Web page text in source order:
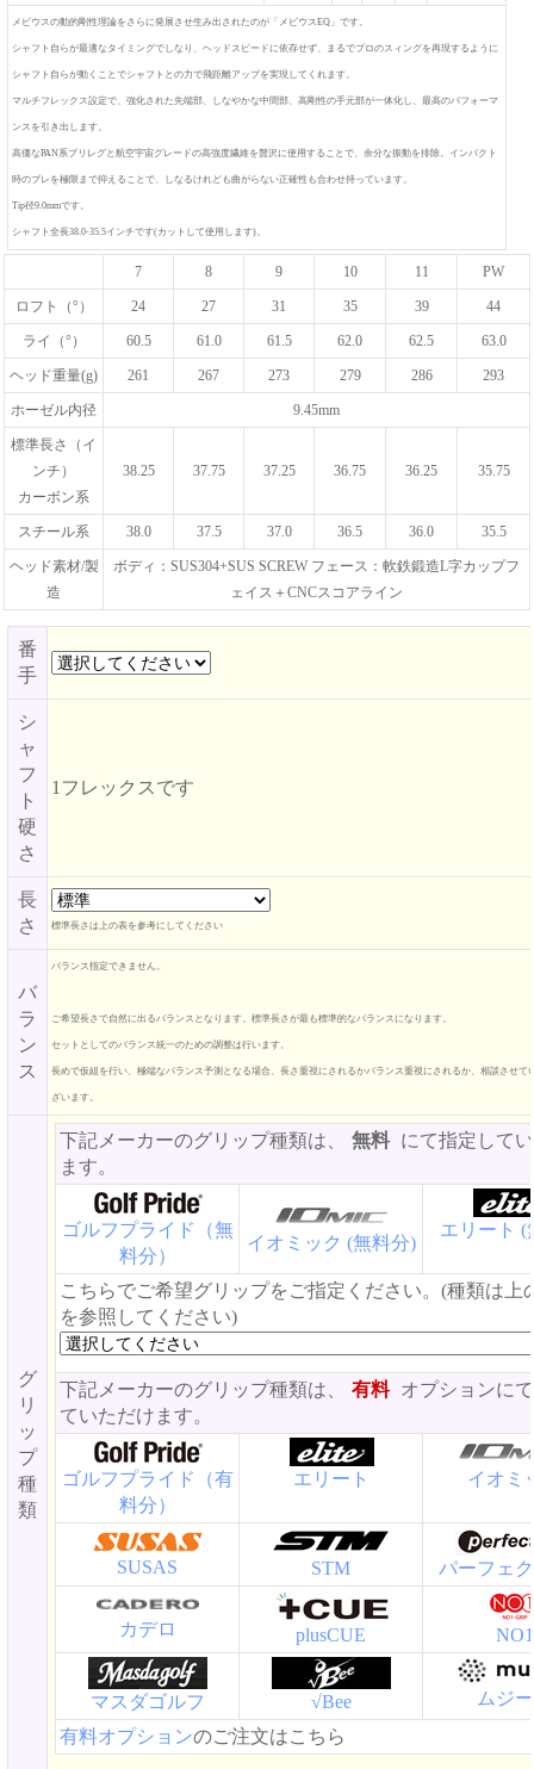
メビウスの動的剛性理論をさらに発展させ生み出されたのが「メビウスEQ」です。
シャフト自らが最適なタイミングでしなり、ヘッドスピードに依存せず、まるでプロのスィングを再現するように
シャフト自らが動くことでシャフトとの力で飛距離アップを実現してくれます。
マルチフレックス設定で、強化された先端部、しなやかな中間部、高剛性の手元部が一体化し、最高のパフォーマ
ンスを引き出します。
高価なPAN系プリレグと航空宇宙グレードの高強度繊維を贅沢に使用することで、余分な振動を排除。インパクト
時のブレを極限まで抑えることで、しなるけれども曲がらない正確性も合わせ持っています。
Tip径9.0mmです。
シャフト全長38.0-35.5インチです(カットして使用します)。
7 8 9 10 11 PW
ロフト（°） 24 27 31 35 39 44
ライ（°） 60.5 61.0 61.5 62.0 62.5 63.0
ヘッド重量(g) 261 267 273 279 286 293
ホーゼル内径 9.45mm
標準長さ（イ
ンチ）
カーボン系
38.25 37.75 37.25 36.75 36.25 35.75
スチール系 38.0 37.5 37.0 36.5 36.0 35.5
ヘッド素材/製
造
ボディ：SUS304+SUS SCREW フェース：軟鉄鍛造L字カップフ
ェイス＋CNCスコアライン
番
手
シ
ャ
フ
ト
硬
さ
1フレックスです
長
さ
標準長さは上の表を参考にしてください
バ
ラ
ン
ス
バランス指定できません。
ご希望長さで自然に出るバランスとなります。標準長さが最も標準的なバランスになります。
セットとしてのバランス統一のための調整は行います。
長めで仮組を行い、極端なバランス予測となる場合、長さ重視にされるかバランス重視にされるか、相談させて
ざいます。
グ
リ
ッ
プ
種
類
下記メーカーのグリップ種類は、 無料 にて指定して
ます。
ゴルフプライド（無
料分）
イオミック (無料分)
エリート (
こちらでご希望グリップをご指定ください。(種類は上
を参照してください)
下記メーカーのグリップ種類は、 有料 オプションに
ていただけます。
ゴルフプライド（有
料分）
エリート イオミ
SUSAS STM パーフェ
カデロ plusCUE NO1
マスダゴルフ √Bee
ムジ
有料オプションのご注文はこちら